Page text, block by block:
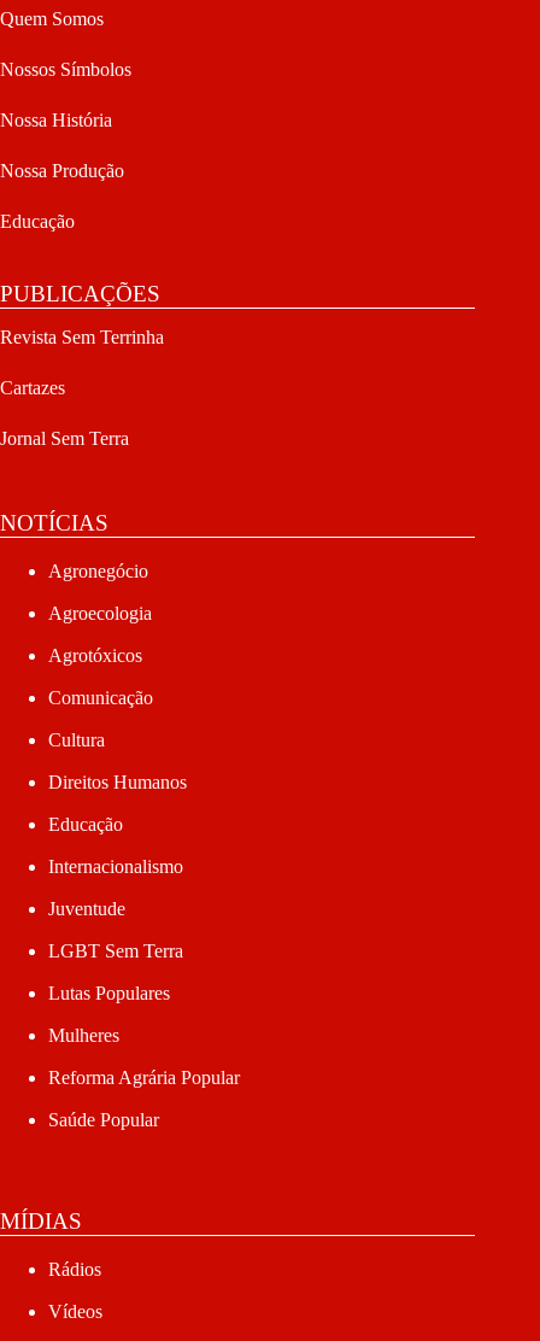
Quem Somos
Nossos Símbolos
Nossa História
Nossa Produção
Educação
PUBLICAÇÕES
Revista Sem Terrinha
Cartazes
Jornal Sem Terra
NOTÍCIAS
Agronegócio
Agroecologia
Agrotóxicos
Comunicação
Cultura
Direitos Humanos
Educação
Internacionalismo
Juventude
LGBT Sem Terra
Lutas Populares
Mulheres
Reforma Agrária Popular
Saúde Popular
MÍDIAS
Rádios
Vídeos